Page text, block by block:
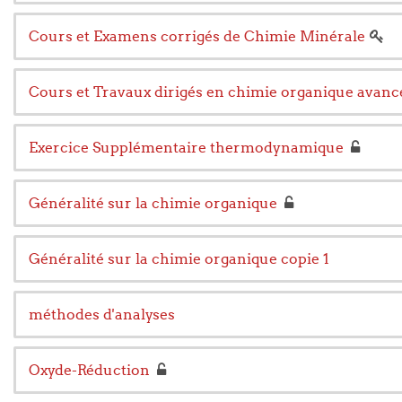
Cours et Examens corrigés de Chimie Minérale
Cours et Travaux dirigés en chimie organique
Exercice Supplémentaire thermodynamique
Généralité sur la chimie organique
Généralité sur la chimie organique copie 1
méthodes d'analyses
Oxyde-Réduction